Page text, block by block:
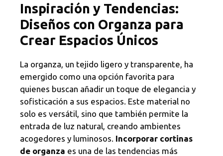
Inspiración y Tendencias:
Diseños con Organza para
Crear Espacios Únicos
La organza, un tejido ligero y transparente, ha
emergido como una opción favorita para
quienes buscan añadir un toque de elegancia y
sofisticación a sus espacios. Este material no
solo es versátil, sino que también permite la
entrada de luz natural, creando ambientes
acogedores y luminosos. Incorporar cortinas
de organza es una de las tendencias más